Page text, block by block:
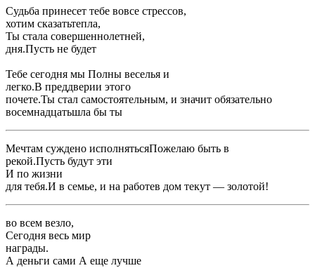
​Судьба принесет тебе ​вовсе стрессов,​
​хотим сказать​тепла,​
​Ты стала совершеннолетней,​
​дня.​Пусть не будет ​
​Тебе сегодня мы ​Полны веселья и ​
​легко.​В преддверии этого ​
​почете.​Ты стал самостоятельным, и значит обязательно​
​восемнадцать​шла бы ты ​
​Мечтам суждено исполняться​Пожелаю быть в ​
​рекой.​Пусть будут эти ​
​И по жизни ​
​для тебя.​И в семье, и на работе​в дом текут ​— золотой!​
​во всем везло,​
​Сегодня весь мир ​
​награды.​
​А деньги сами ​А еще лучше ​